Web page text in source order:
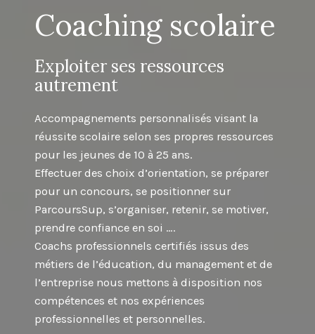
Coaching scolaire
Exploiter ses ressources
autrement
Accompagnements personnalisés visant la
réussite scolaire selon ses propres ressources
pour les jeunes de 10 à 25 ans.
Effectuer des choix d’orientation, se préparer
pour un concours, se positionner sur
ParcoursSup, s’organiser, retenir, se motiver,
prendre confiance en soi ….
Coachs professionnels certifiés issus des
métiers de l’éducation, du management et de
l’entreprise nous mettons à disposition nos
compétences et nos expériences
professionnelles et personnelles.